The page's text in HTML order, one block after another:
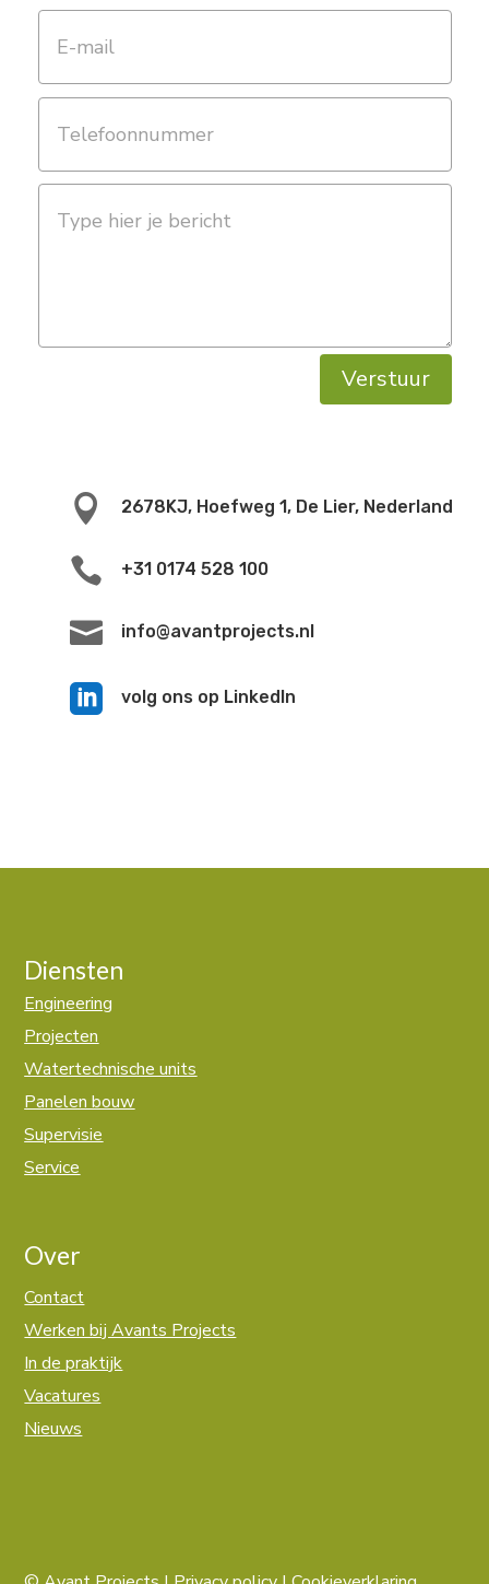
Verstuur
 2678KJ, Hoefweg 1, De Lier, Nederland
 +31 0174 528 100
 info@avantprojects.nl
 volg ons op LinkedIn
Diensten
Engineering
Projecten
Watertechnische units
Panelen bouw
Supervisie
Service
Over
Contact
Werken bij Avants Projects
In de praktijk
Vacatures
Nieuws